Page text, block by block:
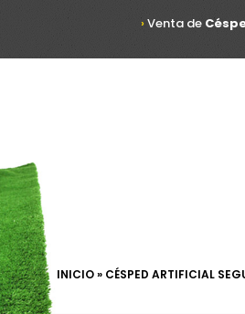
› Venta de
INICIO » CÉSPED ARTIFICIAL